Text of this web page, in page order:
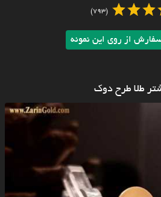
(793)
از روی این نمونه
طلا طرح دوک